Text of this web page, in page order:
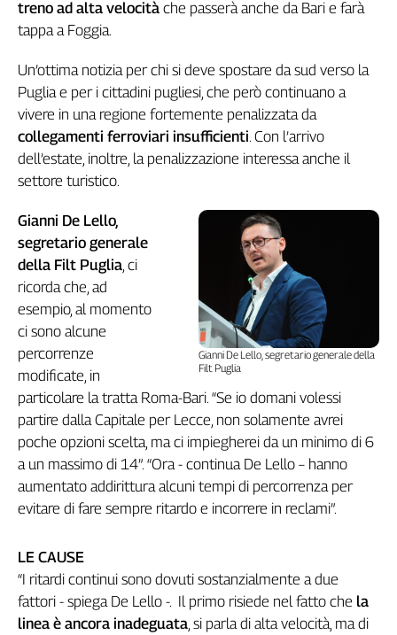
Inca
Caaf
Speciali
G8
di
Genova,
il
sangue
anni
Cgil
Collettiva
Academy
Collettiva
Play
Rubriche
Collettiva
La
Collettiva
Girasoli
Sassolino
Linea
Economica
Tech
treno ad alta velocità che passerà anche da Bari e farà
tappa a Foggia.
Un’ottima notizia per chi si deve spostare da sud verso la
Puglia e per i cittadini pugliesi, che però continuano a
vivere in una regione fortemente penalizzata da
collegamenti ferroviari insufficienti. Con l’arrivo
dell’estate, inoltre, la penalizzazione interessa anche il
settore turistico.
Gianni De Lello, segretario generale della
Filt Puglia
Gianni De Lello,
segretario generale
della Filt Puglia, ci
ricorda che, ad
esempio, al momento
ci sono alcune
percorrenze
modificate, in
particolare la tratta Roma-Bari. “Se io domani volessi
partire dalla Capitale per Lecce, non solamente avrei
poche opzioni scelta, ma ci impiegherei da un minimo di 6
a un massimo di 14”. “Ora - continua De Lello – hanno
aumentato addirittura alcuni tempi di percorrenza per
evitare di fare sempre ritardo e incorrere in reclami”.
LE CAUSE
“I ritardi continui sono dovuti sostanzialmente a due
fattori - spiega De Lello -. Il primo risiede nel fatto che la
linea è ancora inadeguata, si parla di alta velocità, ma di